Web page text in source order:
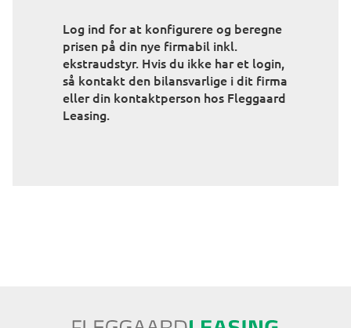
Log ind for at konfigurere og beregne
prisen på din nye firmabil inkl.
ekstraudstyr. Hvis du ikke har et login,
så kontakt den bilansvarlige i dit firma
eller din kontaktperson hos Fleggaard
Leasing.